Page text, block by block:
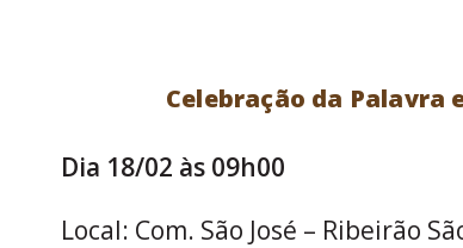
Celebração da Palavra
Dia 18/02 às 09h00
Local: Com. São José – Ribeirão